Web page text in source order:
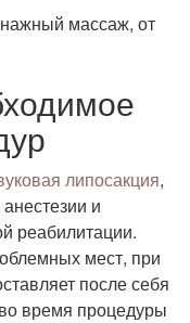
массаж, от
липосакция,
и
реабилитации.
мест, при
после себя
время процедуры